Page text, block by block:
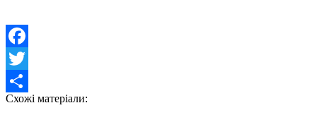
Facebook
Twitter
Share
Схожі матеріали: